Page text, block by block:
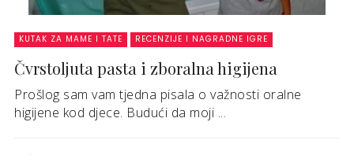
KUTAK ZA MAME I TATE RECENZIJE I NAGRADNE IGRE
Čvrstoljuta pasta i zboralna higijena
Prošlog sam vam tjedna pisala o važnosti oralne
higijene kod djece. Budući da moji ...